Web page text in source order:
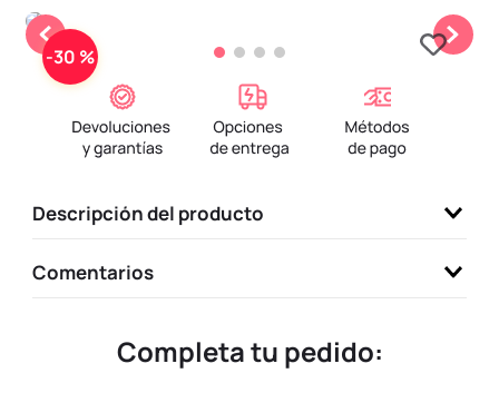
-30 %
Descripción del producto
Comentarios
Completa tu pedido:
5.
6.
disney
termos
toy story
10. one piece